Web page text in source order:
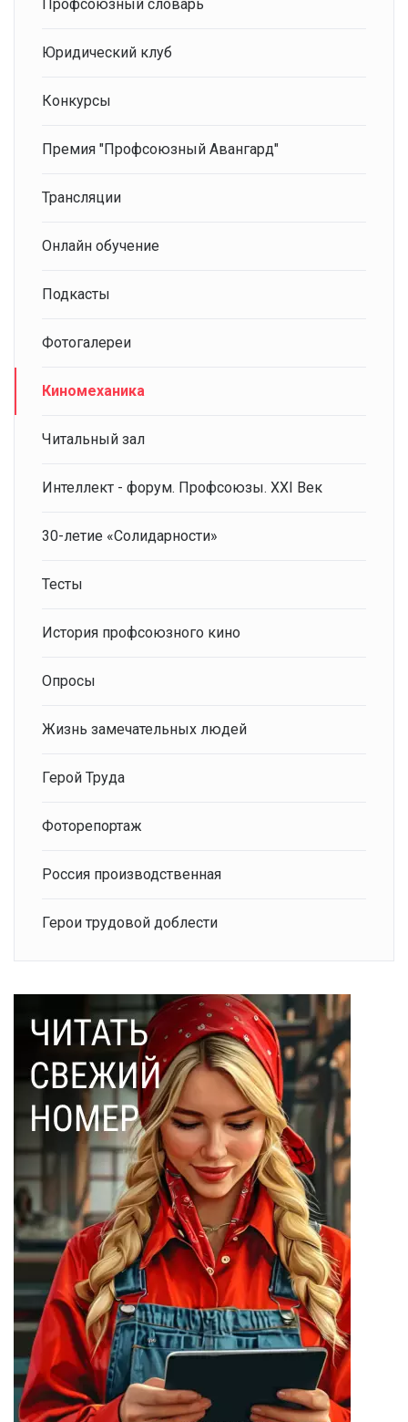
Профсоюзный словарь
Юридический клуб
Конкурсы
Премия "Профсоюзный Авангард"
Трансляции
Онлайн обучение
Подкасты
Фотогалереи
Киномеханика
Читальный зал
Интеллект - форум. Профсоюзы. XXI Век
30-летие «Солидарности»
Тесты
История профсоюзного кино
Опросы
Жизнь замечательных людей
Герой Труда
Фоторепортаж
Россия производственная
Герои трудовой доблести